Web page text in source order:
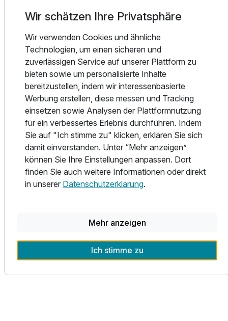
Erholung: zwei Swimmingpools, eine Panorama-
und ein vielfältiges Massageangebot sorgen für
Tiefenentspannung. Ob nach einer ausgedehnten
Wanderung oder einfach, um die Seele baumeln zu lassen
– hier finden Sie das perfekte Gleichgewicht zwischen
Aktivität und Regeneration.
Das Hotel Bergschlössl wird von der Familie Hinteregger
mit viel Herz und Leidenschaft geführt. Musik, Kunst und
gelebte Südtiroler Gastfreundschaft prägen das besondere
Flair des Hauses. Lassen Sie sich von der märchenhaften
Atmosphäre verzaubern und erleben Sie eine
Urlaubssymphonie, die noch lange nachklingt.
Alle Infos zum Hotel Bergschlössl
Wir schätzen Ihre Privatsphäre
Wir verwenden Cookies und ähnliche
Technologien, um einen sicheren und
zuverlässigen Service auf unserer Plattform zu
bieten sowie um personalisierte Inhalte
bereitzustellen, indem wir interessenbasierte
Werbung erstellen, diese messen und Tracking
einsetzen sowie Analysen der Plattformnutzung
für ein verbessertes Erlebnis durchführen. Indem
Sie auf "Ich stimme zu" klicken, erklären Sie sich
damit einverstanden. Unter “Mehr anzeigen”
können Sie Ihre Einstellungen anpassen. Dort
finden Sie auch weitere Informationen oder direkt
in unserer Datenschutzerklärung.
Mehr anzeigen
Ich stimme zu